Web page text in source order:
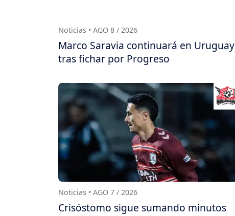
Noticias • AGO 8 / 2026
Marco Saravia continuará en Uruguay
tras fichar por Progreso
Noticias • AGO 7 / 2026
Crisóstomo sigue sumando minutos